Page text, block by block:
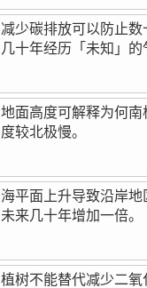
减少碳排放可以防止
几十年经历「未知」的
地面高度可解释为何南
度较北极慢。
海平面上升导致沿岸地
未来几十年增加一倍。
植树不能替代减少二氧